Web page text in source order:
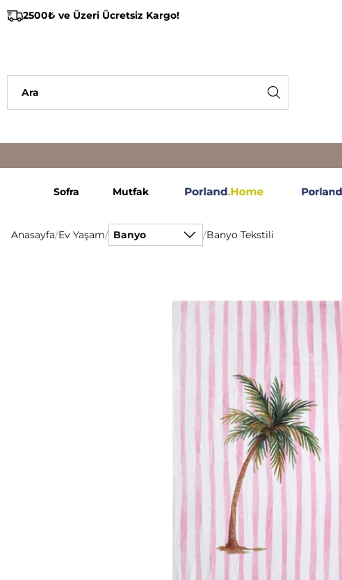
2500₺ ve Üzeri Ücretsiz Kargo!
Sofra Mutfak
Anasayfa/Ev Yaşam/ Banyo /Banyo Tekstili